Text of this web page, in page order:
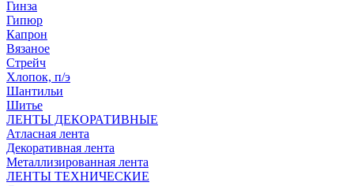
Гинза
Гипюр
Капрон
Вязаное
Стрейч
Хлопок, п/э
Шантильи
Шитье
ЛЕНТЫ ДЕКОРАТИВНЫЕ
Атласная лента
Декоративная лента
Металлизированная лента
ЛЕНТЫ ТЕХНИЧЕСКИЕ